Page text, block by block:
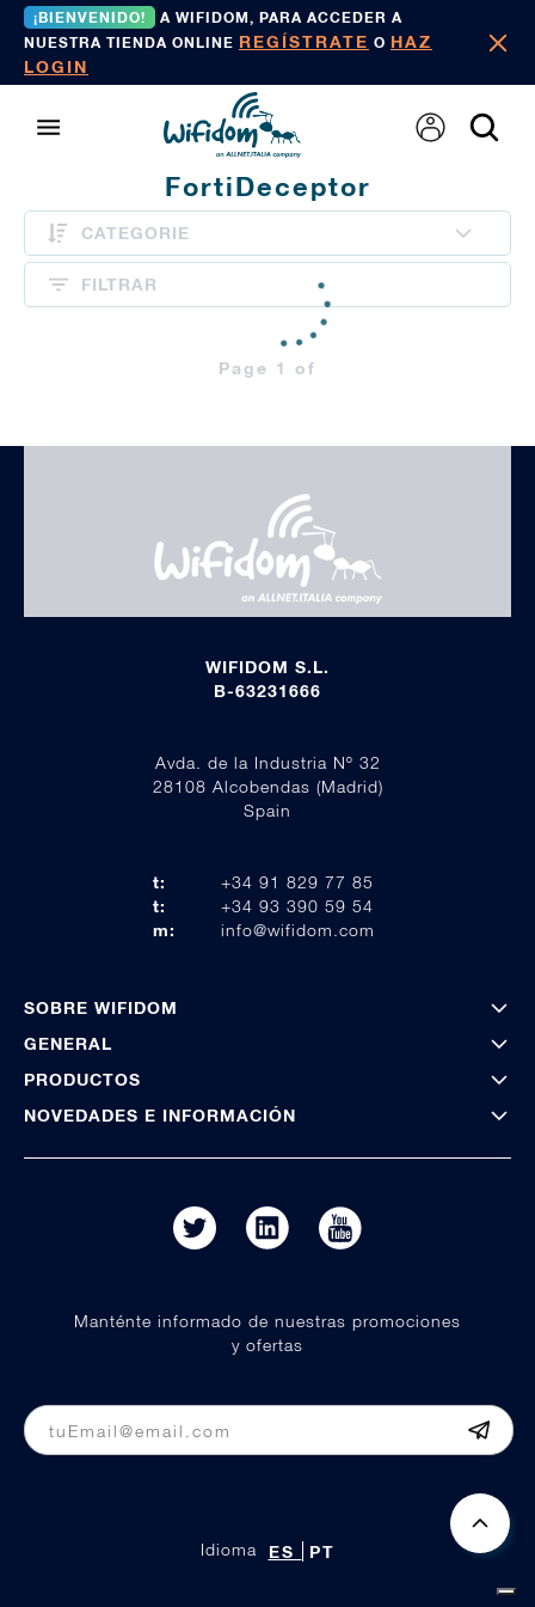
¡BIENVENIDO!
A WIFIDOM, PARA ACCEDER A
NUESTRA TIENDA ONLINE REGÍSTRATE O HAZ
LOGIN
FortiDeceptor
CATEGORIE
FILTRAR
Page 1 of
WIFIDOM S.L.
B-63231666
Avda. de la Industria Nº 32
28108 Alcobendas (Madrid)
Spain
t:
+34 91 829 77 85
t:
+34 93 390 59 54
m:
info@wifidom.com
SOBRE WIFIDOM
GENERAL
PRODUCTOS
NOVEDADES E INFORMACIÓN
Idioma ES PT
Manténte informado de nuestras promociones
y ofertas